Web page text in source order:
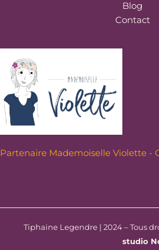
Blog
Contact
Partenaire Mademoiselle Violette -
Tiphaine Legendre | 2024 – Tous
studio